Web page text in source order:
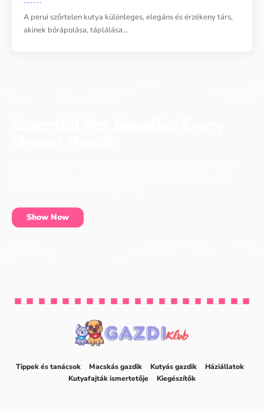
A perui szőrtelen kutya különleges, elegáns és érzékeny társ,
akinek bőrápolása, táplálása…
Show Now
Tippek és tanácsok Macskás gazdik Kutyás gazdik
Háziállatok
Kutyafajták ismertetője
Kiegészítők